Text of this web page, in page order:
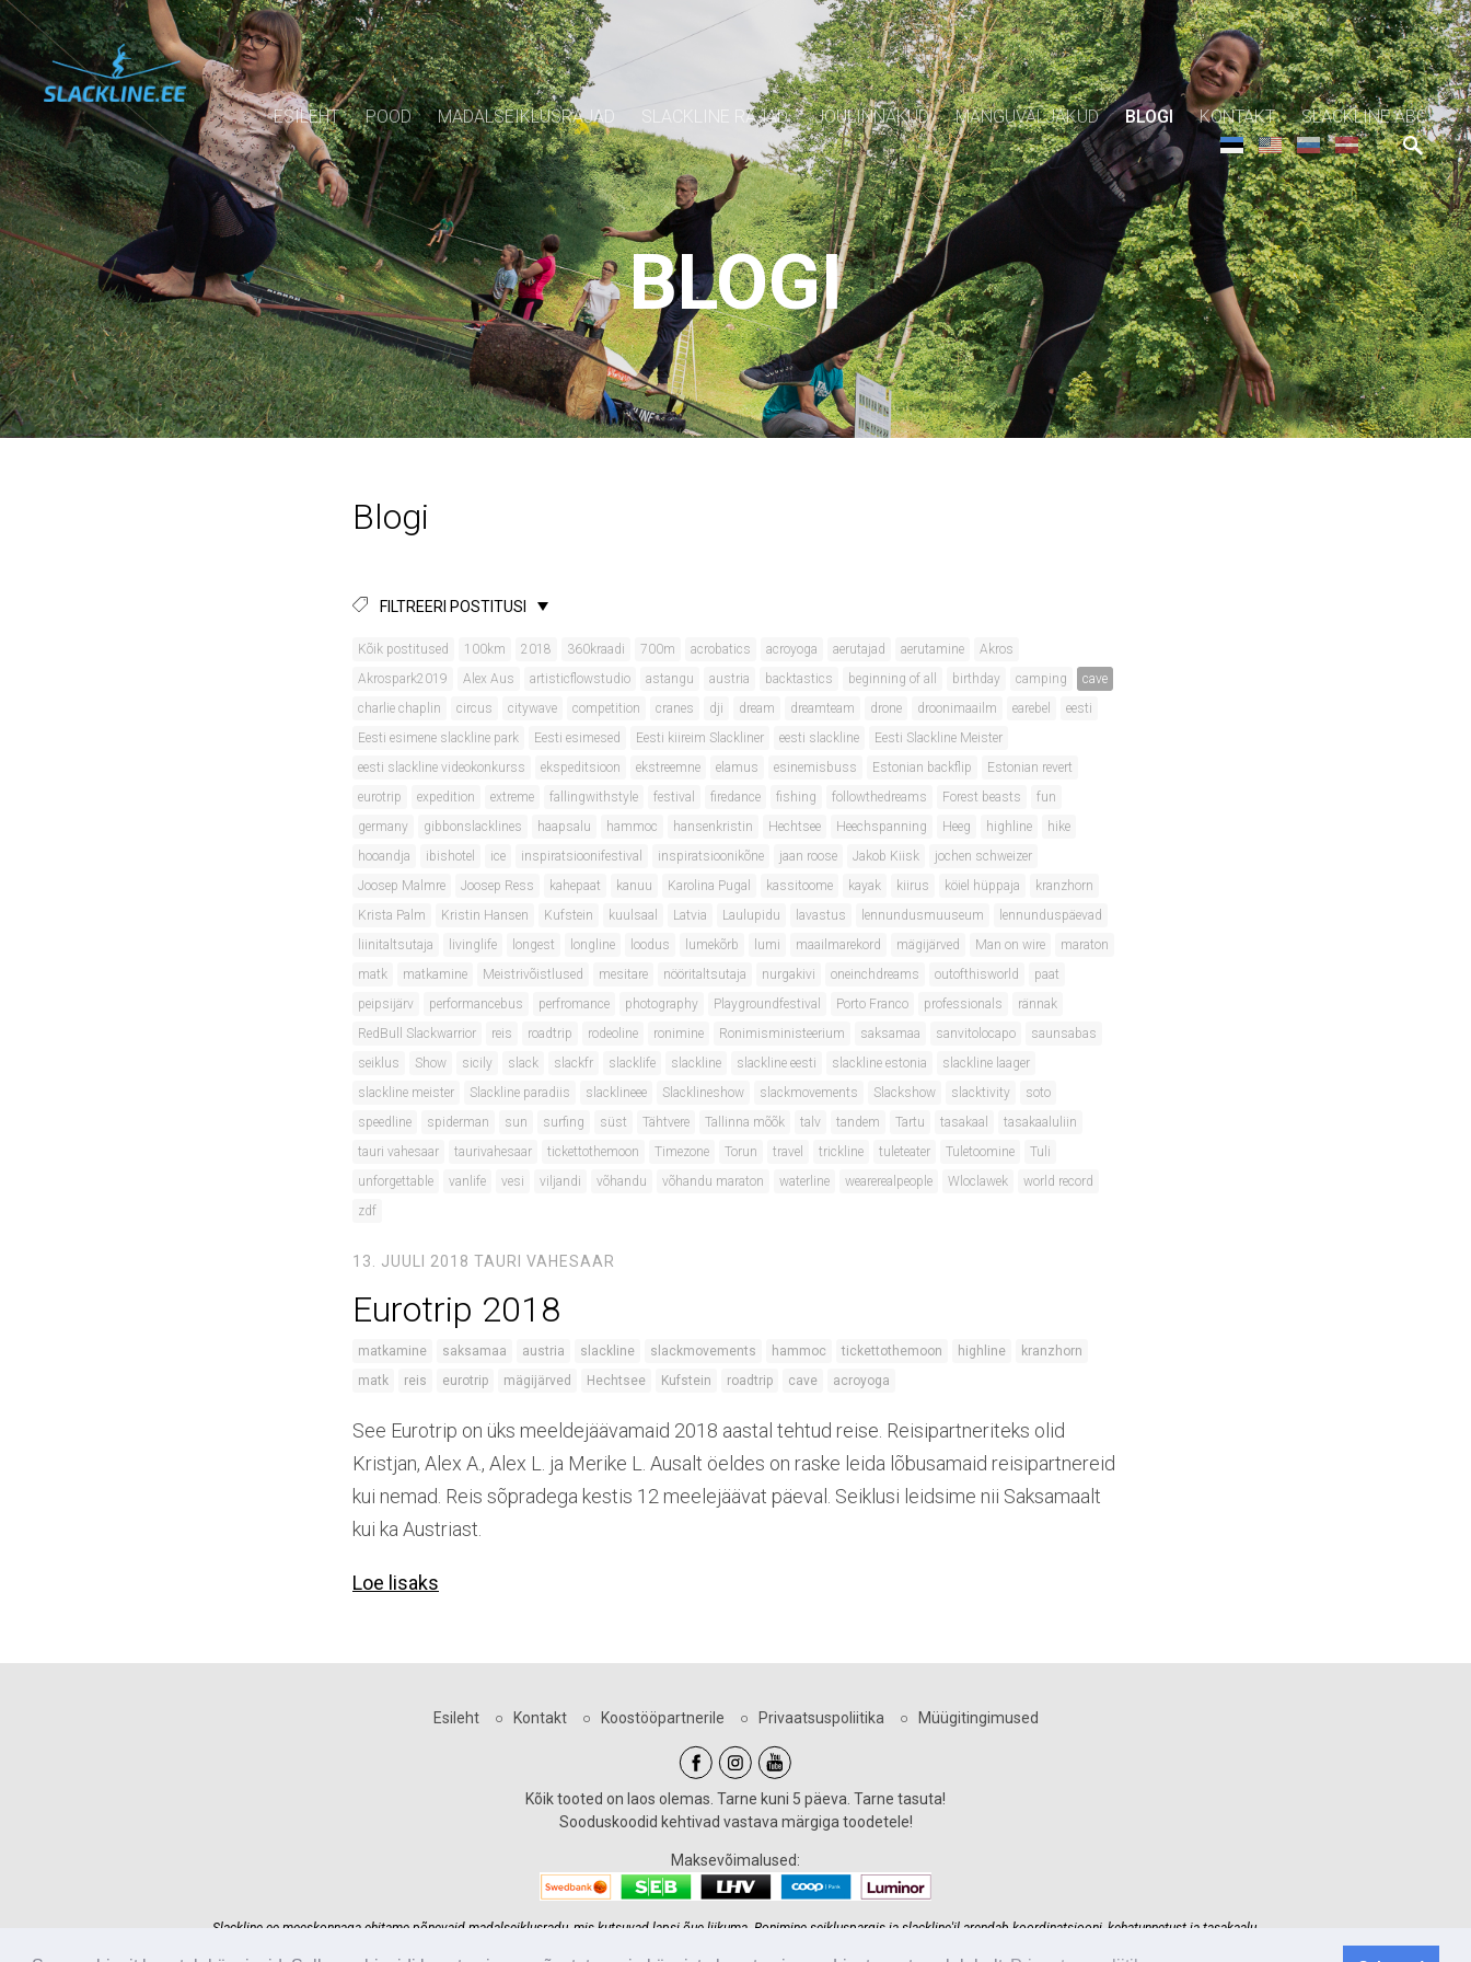
ESILEHT POOD MADALSEIKLUSRAJAD SLACKLINE RAJAD JÕULINNAKUD MÄNGUVÄLJAKUD BLOGI KONTAKT SLACKLINE ABC
BLOGI
Blogi
FILTREERI POSTITUSI
Kõik postitused 100km 2018 360kraadi 700m acrobatics acroyoga aerutajad aerutamine
Akros
Akrospark2019
Alex Aus artisticflowstudio astangu austria backtastics beginning of all birthday camping
cave
charlie chaplin
circus citywave competition cranes dji dream dreamteam drone droonimaailm earebel
eesti
Eesti esimene slackline park
Eesti esimesed Eesti kiireim Slackliner eesti slackline
Eesti Slackline Meister
eesti slackline videokonkurss
ekspeditsioon ekstreemne elamus esinemisbuss Estonian backflip
Estonian revert
eurotrip
expedition extreme fallingwithstyle festival firedance fishing followthedreams Forest beasts
fun
germany
gibbonslacklines haapsalu hammoc hansenkristin Hechtsee Heechspanning Heeg highline
hike
hooandja
ibishotel ice inspiratsioonifestival inspiratsioonikõne jaan roose Jakob Kiisk
jochen schweizer
Joosep Malmre
Joosep Ress kahepaat kanuu Karolina Pugal kassitoome kayak kiirus köiel hüppaja
kranzhorn
Krista Palm
Kristin Hansen Kufstein kuulsaal Latvia Laulupidu lavastus lennundusmuuseum
lennunduspäevad
liinitaltsutaja
livinglife longest longline loodus lumekõrb lumi maailmarekord mägijärved Man on wire
maraton
matk
matkamine Meistrivõistlused mesitare nööritaltsutaja nurgakivi oneinchdreams outofthisworld
paat
peipsijärv
performancebus perfromance photography Playgroundfestival Porto Franco professionals
rännak
RedBull Slackwarrior
reis roadtrip rodeoline ronimine Ronimisministeerium saksamaa sanvitolocapo
saunsabas
seiklus
Show sicily slack slackfr slacklife slackline slackline eesti slackline estonia
slackline laager
slackline meister
Slackline paradiis slacklineee Slacklineshow slackmovements Slackshow slacktivity
soto
speedline
spiderman sun surfing süst Tähtvere Tallinna mõõk talv tandem Tartu tasakaal
tasakaaluliin
tauri vahesaar
taurivahesaar tickettothemoon Timezone Torun travel trickline tuleteater Tuletoomine
Tuli
unforgettable
vanlife vesi viljandi võhandu võhandu maraton waterline wearerealpeople Wloclawek
world record
zdf
13. JUULI 2018 TAURI VAHESAAR
Eurotrip 2018
matkamine saksamaa austria slackline slackmovements hammoc tickettothemoon highline
kranzhorn
matk
reis eurotrip mägijärved Hechtsee Kufstein roadtrip cave acroyoga
See Eurotrip on üks meeldejäävamaid 2018 aastal tehtud reise. Reisipartneriteks olid
Kristjan, Alex A., Alex L. ja Merike L. Ausalt öeldes on raske leida lõbusamaid reisipartnereid
kui nemad. Reis sõpradega kestis 12 meelejäävat päeval. Seiklusi leidsime nii Saksamaalt
kui ka Austriast.
Loe lisaks
Esileht○ Kontakt○ Koostööpartnerile ○ Privaatsuspoliitika ○ Müügitingimused
Kõik tooted on laos olemas. Tarne kuni 5 päeva. Tarne tasuta!
Sooduskoodid kehtivad vastava märgiga toodetele!
Maksevõimalused:
Slackline.ee meeskonnaga ehitame põnevaid madalseiklusradu, mis kutsuvad lapsi õue liikuma. Ronimine seikluspargis ja slackline'il arendab koordinatsiooni, kehatunnetust ja tasakaalu.